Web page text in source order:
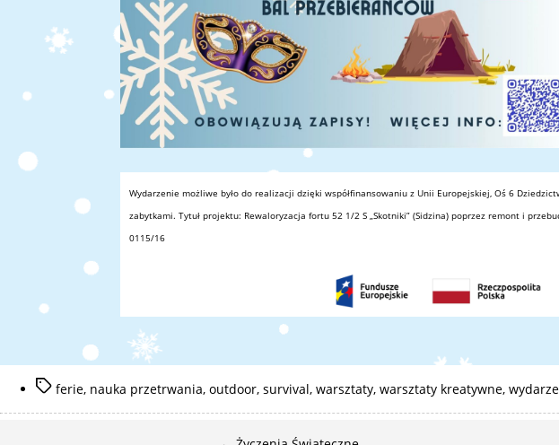
Wydarzenie możliwe było do realizacji dzięki współfinansowaniu z Unii Europejskiej, Oś 6
zabytkami. Tytuł projektu: Rewaloryzacja fortu 52 1/2 S „Skotniki” (Sidzina) poprzez remont i
0115/16
Tagiferie, nauka przetrwania, outdoor, survival, warsztaty, warsztaty kreatywne,